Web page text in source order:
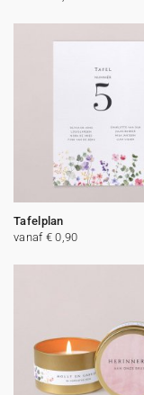
Tafelplan
vanaf € 0,90